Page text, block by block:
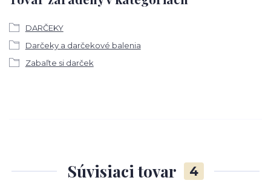
DARČEKY
Darčeky a darčekové balenia
Zabaľte si darček
Súvisiaci tovar 4